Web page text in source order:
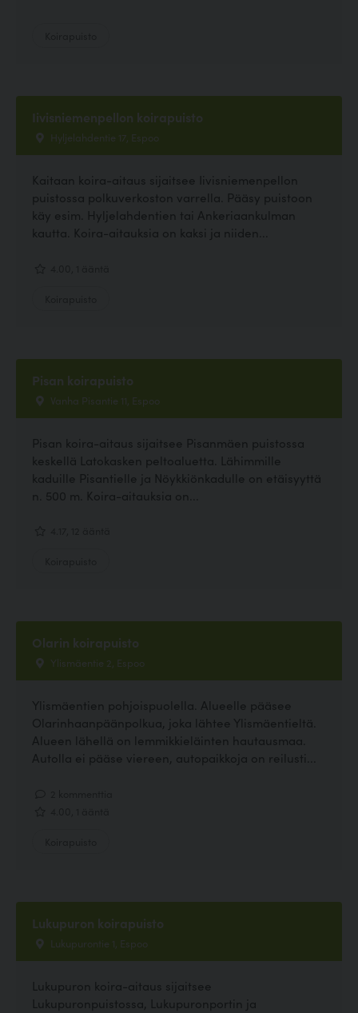
Iivisniemenpellon koirapuisto
Hyljelahdentie 17, Espoo
Kaitaan koira-aitaus sijaitsee Iivisniemenpellon
puistossa polkuverkoston varrella. Pääsy puistoon
käy esim. Hyljelahdentien tai Ankeriaankulman
kautta. Koira-aitauksia on kaksi ja niiden...
Pisan koirapuisto
Vanha Pisantie 11, Espoo
Pisan koira-aitaus sijaitsee Pisanmäen puistossa
keskellä Latokasken peltoaluetta. Lähimmille
kaduille Pisantielle ja Nöykkiönkadulle on etäisyyttä
n. 500 m. Koira-aitauksia on...
Olarin koirapuisto
Ylismäentie 2, Espoo
Ylismäentien pohjoispuolella. Alueelle pääsee
Olarinhaanpäänpolkua, joka lähtee Ylismäentieltä.
Alueen lähellä on lemmikkieläinten hautausmaa.
Autolla ei pääse viereen, autopaikkoja on reilusti...
Lukupuron koirapuisto
Lukupurontie 1, Espoo
Lukupuron koira-aitaus sijaitsee
Lukupuronpuistossa, Lukupuronportin ja